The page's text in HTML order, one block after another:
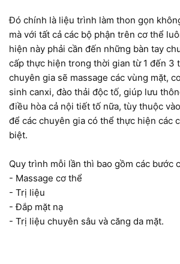
Đó chính là liệu trình làm thon gọn
mà với tất cả các bộ phận trên cơ thể
hiện này phải cần đến những bàn tay
cấp thực hiện trong thời gian từ 1 đến 3
chuyên gia sẽ massage các vùng mặt,
sinh canxi, đào thải độc tố, giúp lưu
điều hòa cả nội tiết tố nữa, tùy thuộc
để các chuyên gia có thể thực hiện các
biệt.
Quy trình mỗi lần thì bao gồm các bước
- Massage cơ thể
- Trị liệu
- Đắp mặt nạ
- Trị liệu chuyên sâu và căng da mặt.